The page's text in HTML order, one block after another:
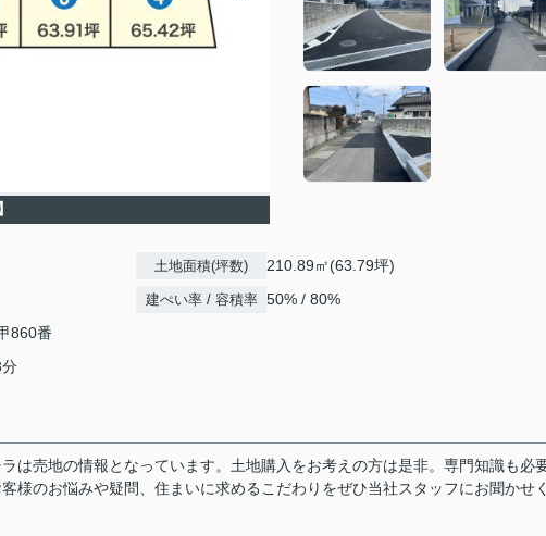
860番
分
土地面積(坪数) 210.89㎡(63.79坪)
建ぺい率 / 容積率 50% / 80%
は売地の情報となっています。土地購入をお考えの方は是非。専門知識も必
様のお悩みや疑問、住まいに求めるこだわりをぜひ当社スタッフにお聞かせ